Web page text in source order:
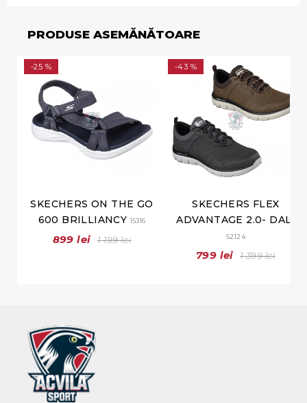
PRODUSE ASEMĂNĂTOARE
-25 %
SKECHERS ON THE GO
600 BRILLIANCY15316
899 lei 1 199 lei
-43 %
SKECHERS FLEX
ADVANTAGE 2.0- DALI
52124
799 lei 1 399 lei